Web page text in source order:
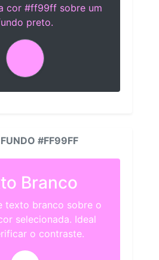
cor #ff99ff sobre um
preto.
#FF99FF
Branco
texto branco sobre o
selecionada. Ideal
o contraste.